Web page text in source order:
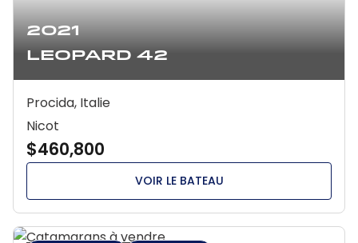
2021
Leopard 42
Procida, Italie
Nicot
$460,800
VOIR LE BATEAU